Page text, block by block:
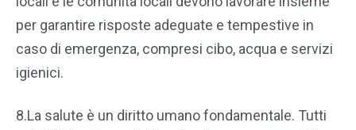
per garantire risposte adeguate e tempestive in
caso di emergenza, compresi cibo, acqua e servizi
igienici.
8.La salute è un diritto umano fondamentale. Tutti